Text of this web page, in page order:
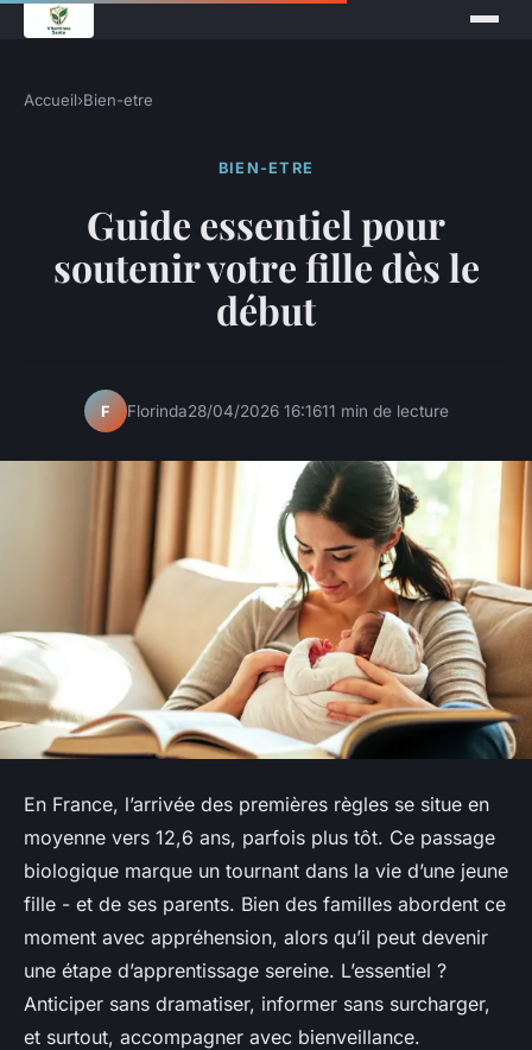
Accueil›Bien-etre
BIEN-ETRE
Guide essentiel pour
soutenir votre fille dès le
début
F Florinda28/04/2026 16:1611 min de lecture
En France, l’arrivée des premières règles se situe en
moyenne vers 12,6 ans, parfois plus tôt. Ce passage
biologique marque un tournant dans la vie d’une jeune
fille - et de ses parents. Bien des familles abordent ce
moment avec appréhension, alors qu’il peut devenir
une étape d’apprentissage sereine. L’essentiel ?
Anticiper sans dramatiser, informer sans surcharger,
et surtout, accompagner avec bienveillance.